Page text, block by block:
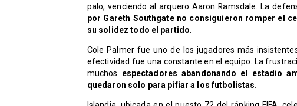
palo, venciendo al arquero Aaron Ramsdale. La
por Gareth Southgate no consiguieron romper el
su solidez todo el partido
Cole Palmer fue uno de los jugadores más
efectividad fue una constante en el equipo. La
muchos espectadores abandonando el estadio
quedaron solo para pifiar a los futbolistas.